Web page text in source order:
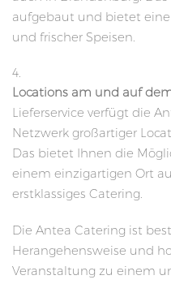
aufgebaut und bietet
und frischer Speisen.
Locations am und auf
Lieferservice verfügt die
Netzwerk großartiger
Das bietet Ihnen die
einem einzigartigen Ort
erstklassiges Catering.
Die Antea Catering ist
Herangehensweise und
Veranstaltung zu einem